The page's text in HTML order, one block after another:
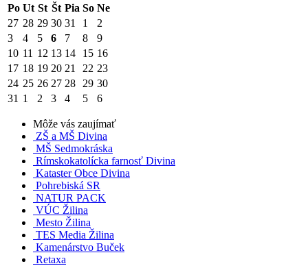
Po Ut St Št Pia So Ne
27 28 29 30 31 1
2
3
4 5 6 7 8
9
10 11 12 13 14 15 16
17 18 19 20 21 22 23
24 25 26 27 28 29 30
31 1 2 3 4 5 6
Môže vás zaujímať
ZŠ a MŠ Divina
MŠ Sedmokráska
Rímskokatolícka farnosť Divina
Kataster Obce Divina
Pohrebiská SR
NATUR PACK
VÚC Žilina
Mesto Žilina
TES Media Žilina
Kamenárstvo Buček
Retaxa